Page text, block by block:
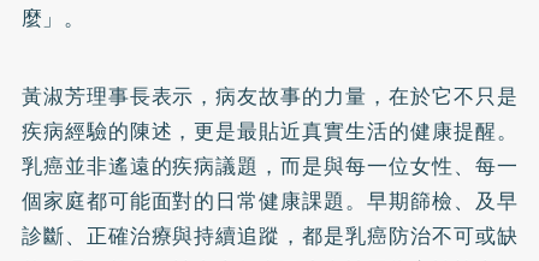
麼」。
黃淑芳理事長表示，病友故事的力量，在於它不只是
疾病經驗的陳述，更是最貼近真實生活的健康提醒。
乳癌並非遙遠的疾病議題，而是與每一位女性、每一
個家庭都可能面對的日常健康課題。早期篩檢、及早
診斷、正確治療與持續追蹤，都是乳癌防治不可或缺